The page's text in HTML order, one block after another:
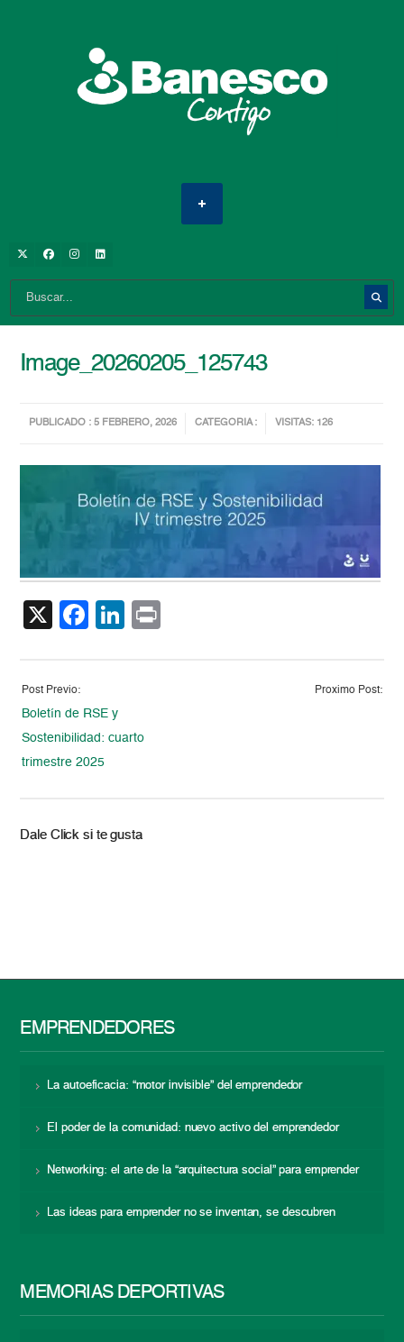
Image_20260205_125743
PUBLICADO : 5 FEBRERO, 2026 CATEGORIA : VISITAS: 126
X Facebook
LinkedIn
Post Previo:
Boletín de RSE y
Sostenibilidad: cuarto
trimestre 2025
Proximo Post:
Dale Click si te gusta
EMPRENDEDORES
La autoeficacia: “motor invisible” del emprendedor
El poder de la comunidad: nuevo activo del emprendedor
Networking: el arte de la “arquitectura social” para emprender
Las ideas para emprender no se inventan, se descubren
MEMORIAS DEPORTIVAS